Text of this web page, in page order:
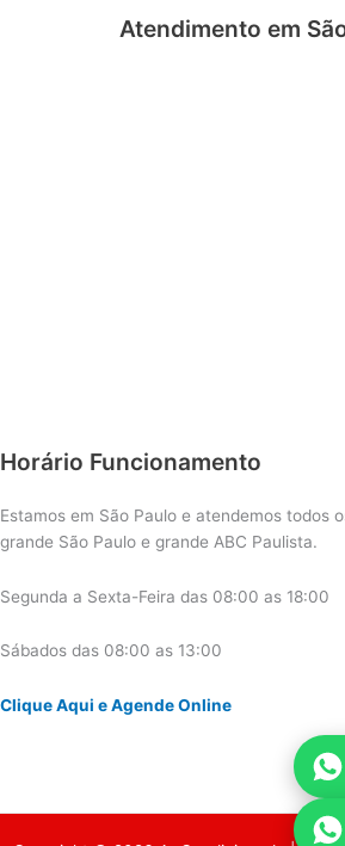
Atendimento em
Horário Funcionamento
Estamos em São Paulo e atendemos todos
grande São Paulo e grande ABC Paulista.
Segunda a Sexta-Feira das 08:00 as 18:00
Sábados das 08:00 as 13:00
Clique Aqui e Agende Online